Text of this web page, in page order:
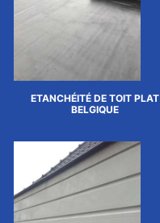
ETANCHÉITÉ DE TOIT PLAT
BELGIQUE